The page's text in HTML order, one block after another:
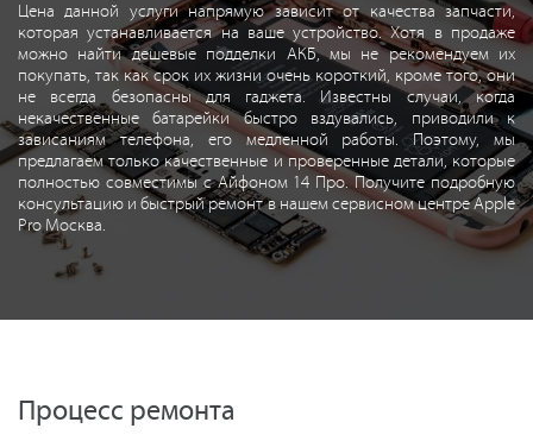
Цена данной услуги напрямую зависит от качества запчасти,
которая устанавливается на ваше устройство. Хотя в продаже
можно найти дешевые подделки АКБ, мы не рекомендуем их
покупать, так как срок их жизни очень короткий, кроме того, они
не всегда безопасны для гаджета. Известны случаи, когда
некачественные батарейки быстро вздувались, приводили к
зависаниям телефона, его медленной работы. Поэтому, мы
предлагаем только качественные и проверенные детали, которые
полностью совместимы с Айфоном 14 Про. Получите подробную
консультацию и быстрый ремонт в нашем сервисном центре Apple
Pro Москва.
Процесс ремонта